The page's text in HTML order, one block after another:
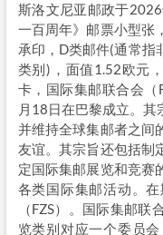
斯洛文尼亚邮政于
一百周年》邮票小型张
承印，D类邮件(通常指
类别)，面值1.52欧元
卡，国际集邮联合会
月18日在巴黎成立。其
并维持全球集邮者之间
友谊。其宗旨还包括制
定国际集邮展览和竞赛
各类国际集邮活动。
（FZS）。国际集邮
览类别对应一个委员